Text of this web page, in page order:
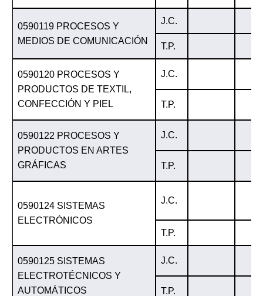
0590119 PROCESOS Y
MEDIOS DE COMUNICACIÓN
J.C.
T.P.
0590120 PROCESOS Y
PRODUCTOS DE TEXTIL,
CONFECCIÓN Y PIEL
J.C.
T.P.
0590122 PROCESOS Y
PRODUCTOS EN ARTES
GRÁFICAS
J.C.
T.P.
0590124 SISTEMAS
ELECTRÓNICOS
J.C.
T.P.
0590125 SISTEMAS
ELECTROTÉCNICOS Y
AUTOMÁTICOS
J.C.
T.P.